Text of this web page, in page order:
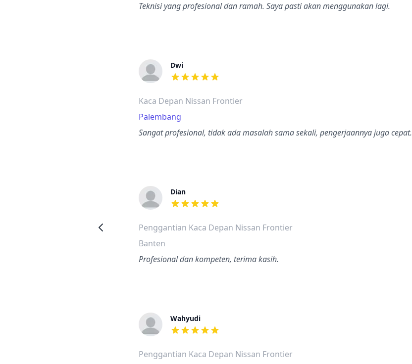
Teknisi yang profesional dan ramah. Saya pasti akan menggunakan lagi.
Dwi
dari ulasan adalah bintang lima
Kaca Depan Nissan Frontier
Palembang
Sangat profesional, tidak ada masalah sama sekali, pengerjaannya juga cepat.
Dian
dari ulasan adalah bintang lima
Penggantian Kaca Depan Nissan Frontier
Banten
Profesional dan kompeten, terima kasih.
Wahyudi
dari ulasan adalah bintang lima
Penggantian Kaca Depan Nissan Frontier